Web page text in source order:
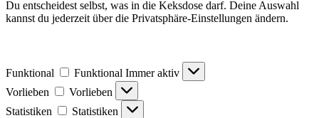
Du entscheidest selbst, was in die Keksdose darf. Deine Auswahl
kannst du jederzeit über die Privatsphäre-Einstellungen ändern.
Funktional Funktional Immer aktiv
Vorlieben
Vorlieben
Statistiken
Statistiken